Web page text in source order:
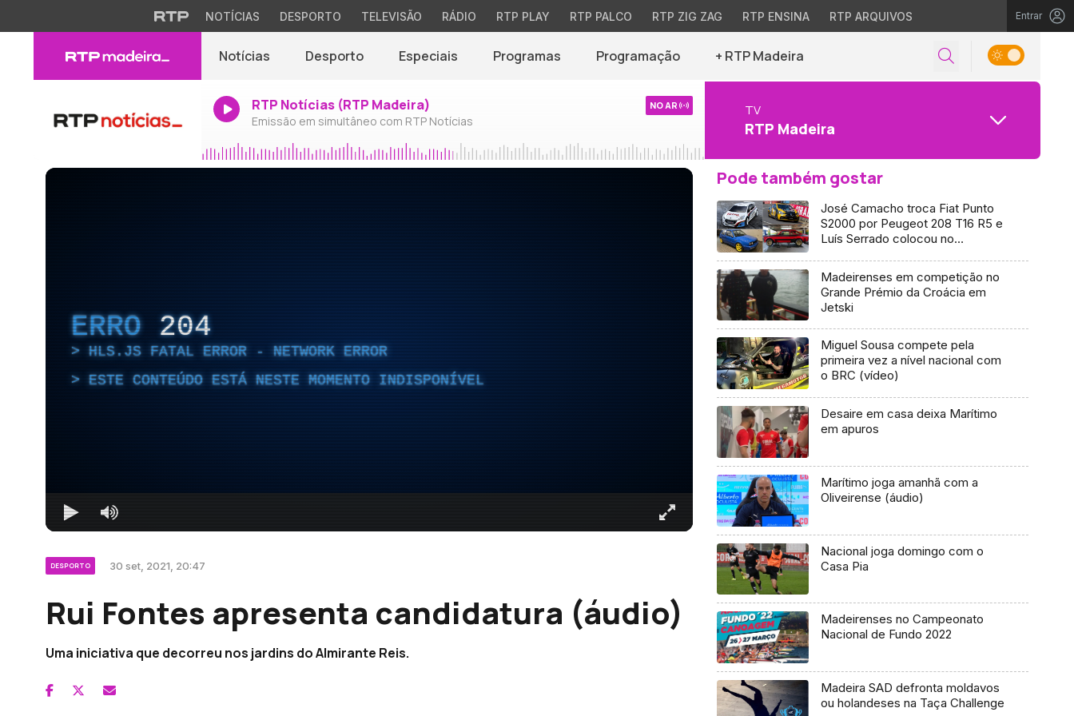
NOTÍCIAS DESPORTO TELEVISÃO RÁDIO RTP PLAY RTP PALCO RTP ZIG ZAG RTP ENSINA RTP ARQUIVOS Entrar
Notícias Desporto Especiais Programas Programação + RTP Madeira
RTP Notícias (RTP Madeira)
Emissão em simultâneo com RTP Notícias
NO AR TV
RTP Madeira
ERRO 204
HLS.JS FATAL ERROR - NETWORK ERROR
ESTE CONTEÚDO ESTÁ NESTE MOMENTO INDISPONÍVEL
DESPORTO 30 set, 2021, 20:47
Rui Fontes apresenta candidatura (áudio)
Uma iniciativa que decorreu nos jardins do Almirante Reis.
Pode também gostar
José Camacho troca Fiat Punto
S2000 por Peugeot 208 T16 R5 e
Luís Serrado colocou no
Clio R3T
Madeirenses em competição no
Grande Prémio da Croácia em
Jetski
Miguel Sousa compete pela
primeira vez a nível nacional com
o BRC (vídeo)
Desaire em casa deixa Marítimo
em apuros
Marítimo joga amanhã com a
Oliveirense (áudio)
Nacional joga domingo com o
Casa Pia
Madeirenses no Campeonato
Nacional de Fundo 2022
Madeira SAD defronta moldavos
ou holandeses na Taça Challenge